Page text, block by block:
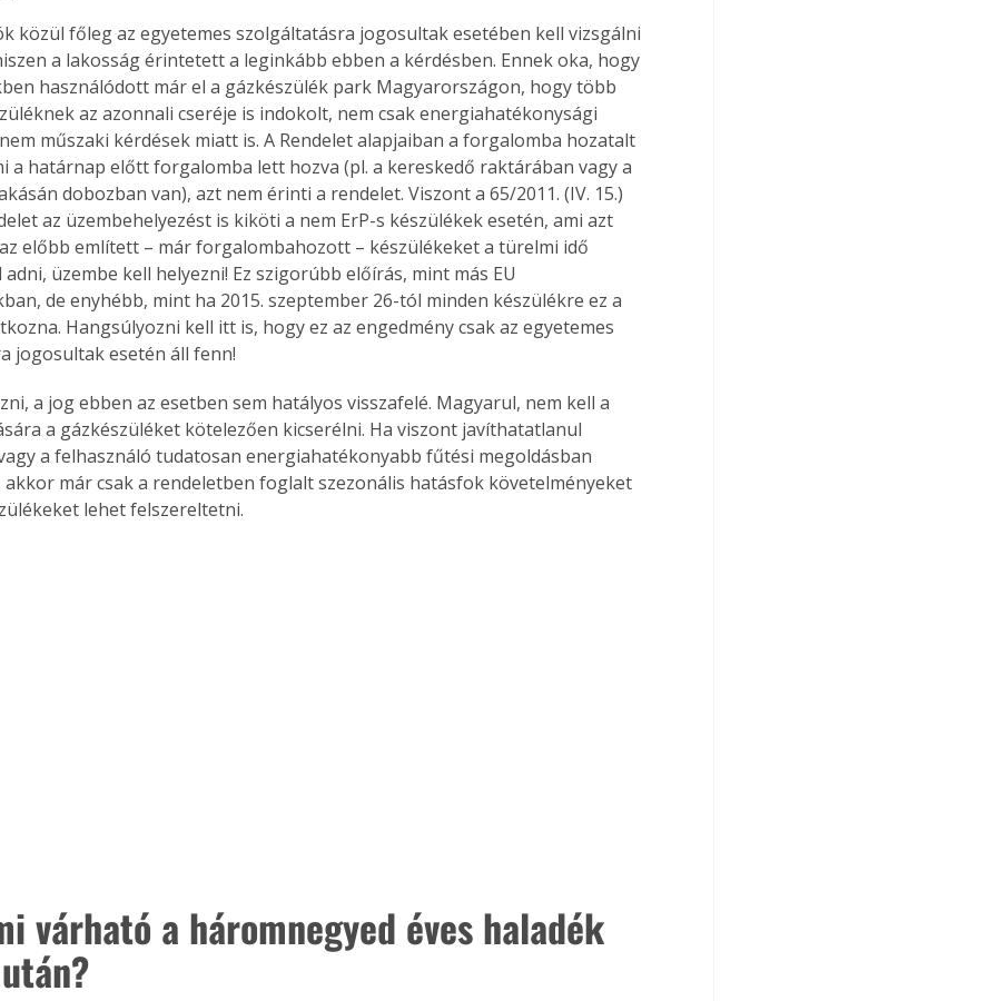
az
Old
új,
egyedi
vagy
is
Együtt jobban megéri!
Bővebb információ itt!
Együtt jobban megéri! A
könyvek tetszőleges
párosítással kedvezményes
áron, 0 Ft postaköltséggel
megrendelhetők!
közül főleg az egyetemes szolgáltatásra jogosultak esetében kell vizsgálni
a lakosság érintetett a leginkább ebben a kérdésben. Ennek oka, hogy
használódott már el a gázkészülék park Magyarországon, hogy több
az azonnali cseréje is indokolt, nem csak energiahatékonysági
műszaki kérdések miatt is. A Rendelet alapjaiban a forgalomba hozatalt
a határnap előtt forgalomba lett hozva (pl. a kereskedő raktárában vagy a
dobozban van), azt nem érinti a rendelet. Viszont a 65/2011. (IV. 15.)
az üzembehelyezést is kiköti a nem ErP-s készülékek esetén, ami azt
előbb említett – már forgalombahozott – készülékeket a türelmi idő
üzembe kell helyezni! Ez szigorúbb előírás, mint más EU
de enyhébb, mint ha 2015. szeptember 26-tól minden készülékre ez a
Hangsúlyozni kell itt is, hogy ez az engedmény csak az egyetemes
jogosultak esetén áll fenn!
a jog ebben az esetben sem hatályos visszafelé. Magyarul, nem kell a
a gázkészüléket kötelezően kicserélni. Ha viszont javíthatatlanul
a felhasználó tudatosan energiahatékonyabb fűtési megoldásban
már csak a rendeletben foglalt szezonális hatásfok követelményeket
lehet felszereltetni.
várható a háromnegyed éves haladék